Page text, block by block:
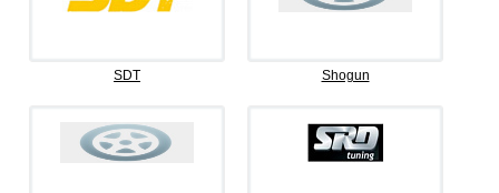
SDT Shogun